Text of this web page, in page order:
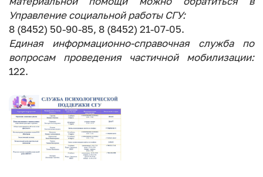
Управление социальной работы СГУ:
8 (8452) 50-90-85, 8 (8452) 21-07-05.
Единая информационно-справочная служба по
вопросам проведения частичной мобилизации:
122.
Image